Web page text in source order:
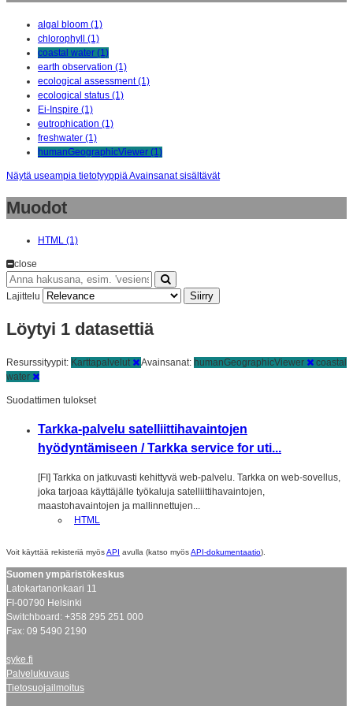
algal bloom (1)
chlorophyll (1)
coastal water (1)
earth observation (1)
ecological assessment (1)
ecological status (1)
Ei-Inspire (1)
eutrophication (1)
freshwater (1)
humanGeographicViewer (1)
Näytä useampia tietotyyppiä Avainsanat sisältävät
Muodot
HTML (1)
close
Lajittelu Siirry
Löytyi 1 datasettiä
Resurssityypit: Karttapalvelut Avainsanat: humanGeographicViewer
coastal
water
Suodattimen tulokset
Tarkka-palvelu satelliittihavaintojen
hyödyntämiseen / Tarkka service for uti...
[FI] Tarkka on jatkuvasti kehittyvä web-palvelu. Tarkka on web-sovellus,
joka tarjoaa käyttäjälle työkaluja satelliittihavaintojen,
maastohavaintojen ja mallinnettujen...
HTML
Voit käyttää rekisteriä myösAPI avulla (katso myösAPI-dokumentaatio).
Suomen ympäristökeskus
Latokartanonkaari 11
FI-00790 Helsinki
Switchboard: +358 295 251 000
Fax: 09 5490 2190
syke.fi
Palvelukuvaus
Tietosuojailmoitus